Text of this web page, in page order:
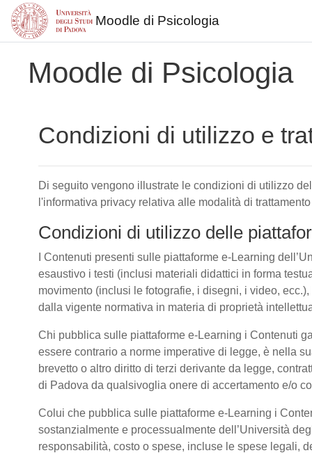
Moodle di Psicologia
Moodle di Psicologia
Condizioni di utilizzo e
Di seguito vengono illustrate le condizioni di utilizzo
l'informativa privacy relativa alle modalità di
Condizioni di utilizzo delle
I Contenuti presenti sulle piattaforme e-Learning
esaustivo i testi (inclusi materiali didattici in forma
movimento (inclusi le fotografie, i disegni, i video,
dalla vigente normativa in materia di proprietà
Chi pubblica sulle piattaforme e-Learning i Contenuti
essere contrario a norme imperative di legge, è nella
brevetto o altro diritto di terzi derivante da legge,
di Padova da qualsivoglia onere di accertamento e/o
Colui che pubblica sulle piattaforme e-Learning i
sostanzialmente e processualmente dell’Università
responsabilità, costo o spese, incluse le spese legali,